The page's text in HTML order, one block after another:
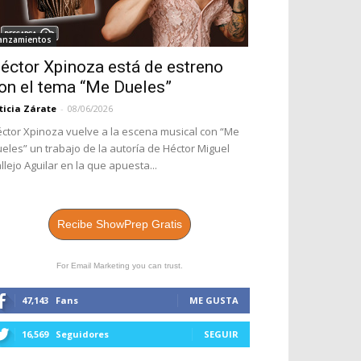
Xpinoza está de estreno
el tema “Me Dueles”
Zárate - 08/06/2026
Xpinoza vuelve a la escena musical con “Me
un trabajo de la autoría de Héctor Miguel
Aguilar en la que apuesta...
Recibe ShowPrep Gratis
For Email Marketing you can trust.
47,143 Fans ME GUSTA
16,569 Seguidores SEGUIR